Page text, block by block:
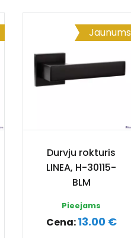
Jaunums
Durvju rokturis
LINEA, H-30115-
BLM
Pieejams
Cena:13.00 €